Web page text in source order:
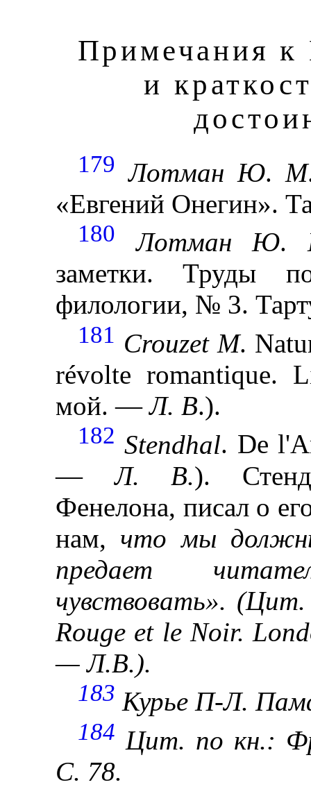
Примечания к
и
179 Лотман Ю. М
«Евгений Онегин».
180 Лотман Ю.
заметки. Труды
филологии, № 3.
181 CrouzetM.
révolte romantique.
мой. —Л. В.).
182 Stendhal. De
—Л. В.).
Фенелона, писал о
нам, что мы
предает
чувствовать».
Rouge et le Noir.
—Л.В.).
183 Курье П-Л.
184 Цит. по кн.:
С. 78.